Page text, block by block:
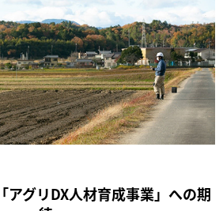
アグリDX人材育成事業」への期